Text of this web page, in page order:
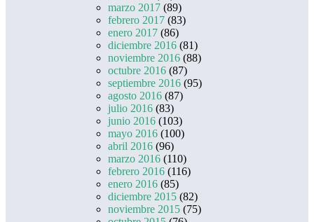
marzo 2017 (89)
febrero 2017 (83)
enero 2017 (86)
diciembre 2016 (81)
noviembre 2016 (88)
octubre 2016 (87)
septiembre 2016 (95)
agosto 2016 (87)
julio 2016 (83)
junio 2016 (103)
mayo 2016 (100)
abril 2016 (96)
marzo 2016 (110)
febrero 2016 (116)
enero 2016 (85)
diciembre 2015 (82)
noviembre 2015 (75)